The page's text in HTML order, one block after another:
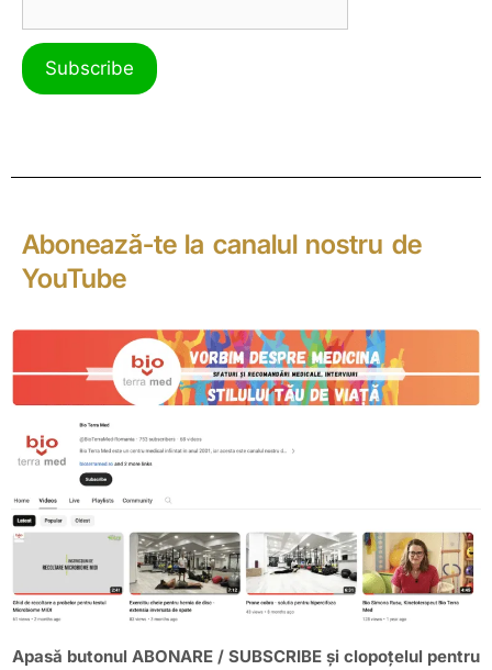
Abonează-te la canalul nostru de
YouTube
Apasă butonul ABONARE / SUBSCRIBE și clopoțelul pentru